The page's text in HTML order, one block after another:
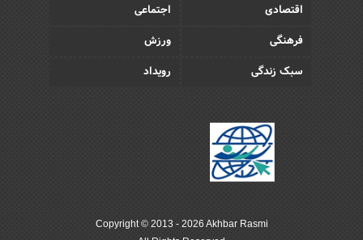
اقتصادی
اجتماعی
فرهنگی
ورزش
سبک زندگی
رویداد
Copyright © 2013 - 2026 Akhbar Rasmi